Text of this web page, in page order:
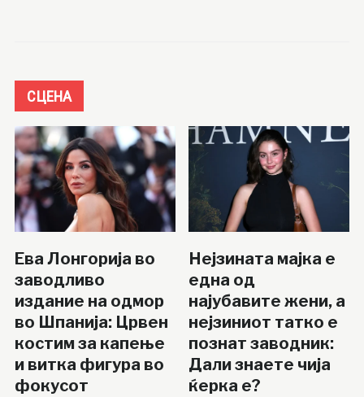
СЦЕНА
Ева Лонгорија во
заводливо
издание на одмор
во Шпанија: Црвен
костим за капење
и витка фигура во
фокусот
Нејзината мајка е
една од
најубавите жени, а
нејзиниот татко е
познат заводник:
Дали знаете чија
ќерка е?